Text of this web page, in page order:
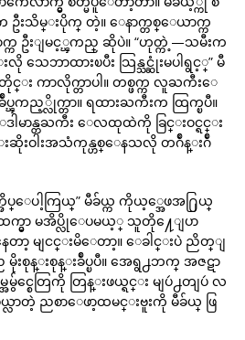
ဦးသိမ္းပိုက္ တဲ့။ ေနာက္တစ္ေယာက္က
က ဦးျမင့္ၾကည္ ဆိုပဲ။ “ဟုတ္ကဲ့—သမီးက
သေဘာထားၿပီး သြန္သင္ဆုံးမပါရွင့္” မီ
း ကာလိုက္တာပါ။ တစ္ဖက္က လူႀကီးေ
ၾကည့္လိုက္တာ။ ရထားႀကီးက ထြက္ၿပီ။
ါမာန္တႀကီး ေလထုထဲကို ခြင္းဝင္ရင္း
ဆိုးဝါးအသံကုန္ဟစ္ေနသလို တဂ်ဳန္းဂ်ဳ
အိပ္ေပါ့ကြယ္” မီခ်ယ္က ကိုယ့္အေဖအ႐ြယ္
မွာ မအိပ္လိုေပမယ့္ သူတို႔ေျပာ
မျငင္းမိေတာ့။ ေခါင္းပဲ ညိတ္ျ
မိုးစုန္းစုန္းခ်ဳပ္ၿပီ။ အေရွ႕ဘက္ အဇဋာ
င္စေတြကို တြန္းဖယ္ရင္း မျပဴ႕တျပဴ လ
လာတဲ့ ညစာေဖာ့ထမင္းဗူးကို မီခ်ယ္ ဖြ